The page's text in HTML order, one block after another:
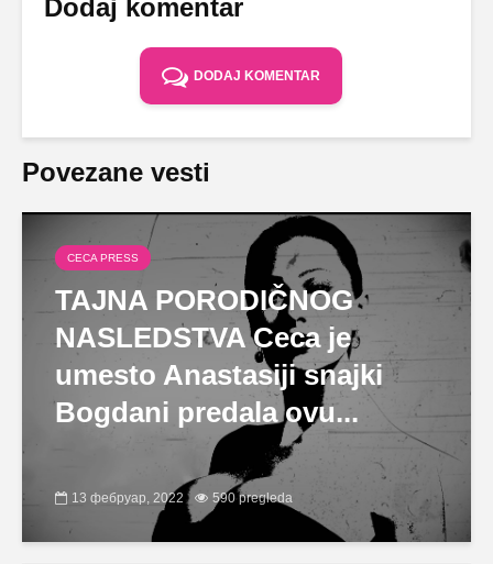
Dodaj komentar
DODAJ KOMENTAR
Povezane vesti
CECA PRESS
TAJNA PORODIČNOG
NASLEDSTVA Ceca je
umesto Anastasiji snajki
Bogdani predala ovu...
13 фебруар, 2022 590 pregleda